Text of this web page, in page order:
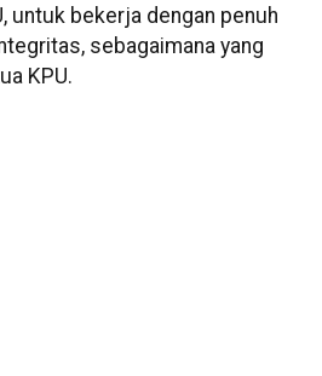
untuk bekerja dengan penuh
sebagaimana yang
KPU.